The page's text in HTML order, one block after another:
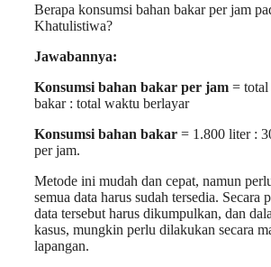
Berapa konsumsi bahan bakar per jam
Khatulistiwa?
Jawabannya:
Konsumsi bahan bakar per jam = total
bakar : total waktu berlayar
Konsumsi bahan bakar = 1.800 liter :
per jam.
Metode ini mudah dan cepat, namun
semua data harus sudah tersedia. Secara
data tersebut harus dikumpulkan, dan
kasus, mungkin perlu dilakukan secara
lapangan.